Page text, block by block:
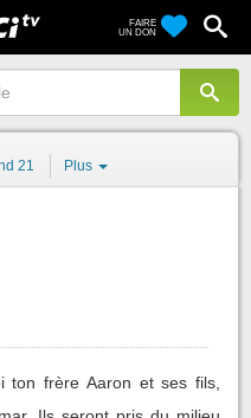
FAIRE
UN DON
21 Plus
ton frère Aaron et ses fils,